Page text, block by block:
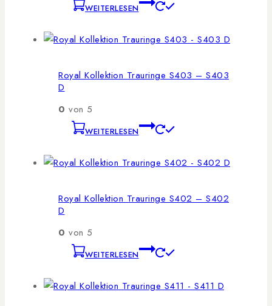
WEITERLESEN
Royal Kollektion Trauringe S403 – S403
D
0 von 5
WEITERLESEN
Royal Kollektion Trauringe S402 – S402
D
0 von 5
WEITERLESEN